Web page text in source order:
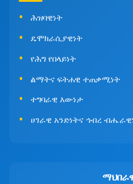
ሕዝባዊነት
ዴሞክራሲያዊነት
የሕግ የበላይነት
ልማትና ፍትሐዊ ተጠቃሚነት
ተግባራዊ እውነታ
ሀገራዊ አንድነትና ኅብረ